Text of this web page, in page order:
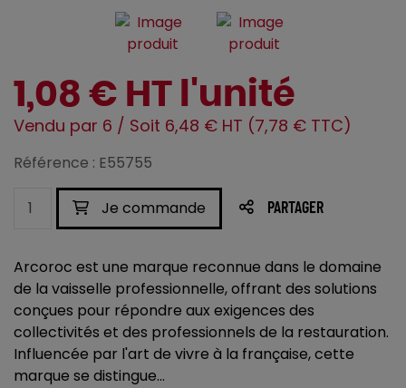
1,08 € HT l'unité
Vendu par 6 / Soit 6,48 € HT (7,78 € TTC)
Référence : E55755
Je commande PARTAGER
Arcoroc est une marque reconnue dans le domaine
de la vaisselle professionnelle, offrant des solutions
conçues pour répondre aux exigences des
collectivités et des professionnels de la restauration.
Influencée par l'art de vivre à la française, cette
marque se distingue...